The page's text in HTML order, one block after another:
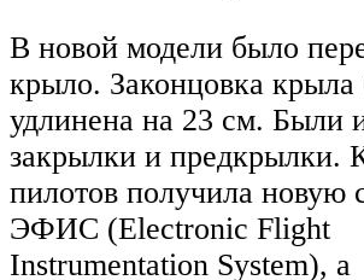
В новой модели было
крыло. Законцовка крыла
удлинена на 23 см. Были
закрылки и предкрылки.
пилотов получила новую
ЭФИС (Electronic Flight
Instrumentation System), а